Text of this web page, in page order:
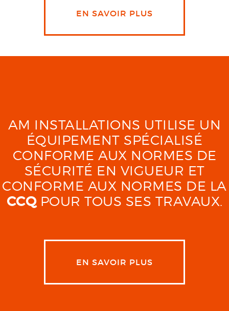
EN SAVOIR PLUS
AM INSTALLATIONS UTILISE UN
ÉQUIPEMENT SPÉCIALISÉ
CONFORME AUX NORMES DE
SÉCURITÉ EN VIGUEUR ET
CONFORME AUX NORMES DE LA
CCQPOUR TOUS SES TRAVAUX.
EN SAVOIR PLUS